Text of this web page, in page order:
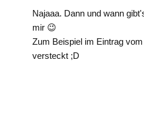
Najaaa. Dann und wann
mir 😉
Zum Beispiel im Eintrag
versteckt ;D